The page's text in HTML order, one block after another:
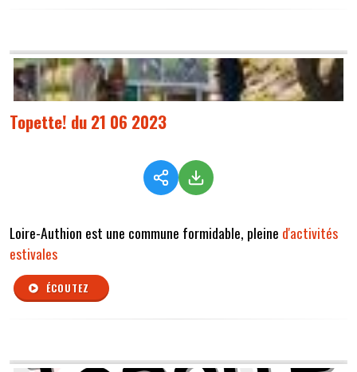
Topette! du 21 06 2023
Loire-Authion est une commune formidable, pleine d'activités
estivales
ÉCOUTEZ